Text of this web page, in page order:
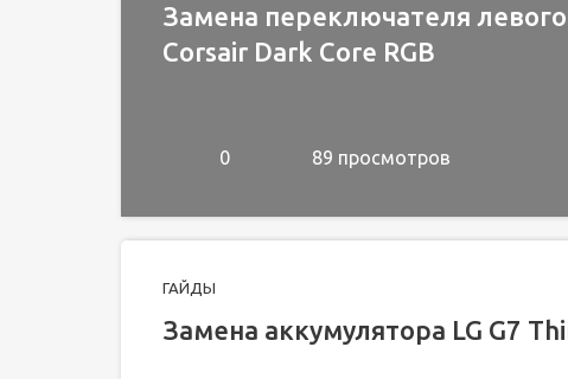
Замена переключателя
Corsair Dark Core RGB
0 89 просмотров
ГАЙДЫ
Замена аккумулятора LG G7